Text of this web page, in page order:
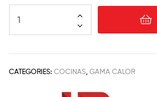
CATEGORIES: COCINAS, GAMA CALOR